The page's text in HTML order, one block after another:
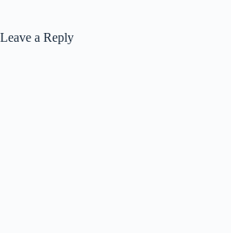
Leave a Reply